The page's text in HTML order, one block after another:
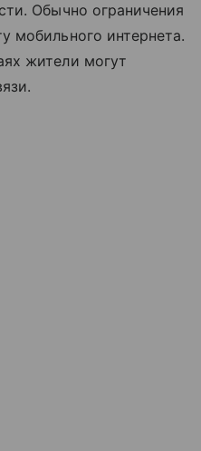
Обычно ограничения
мобильного интернета.
жители могут